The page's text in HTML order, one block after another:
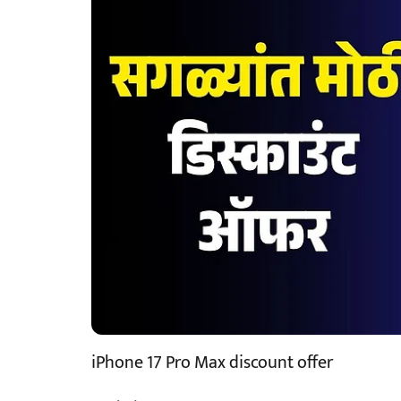
iPhone 17 Pro Max discount offer